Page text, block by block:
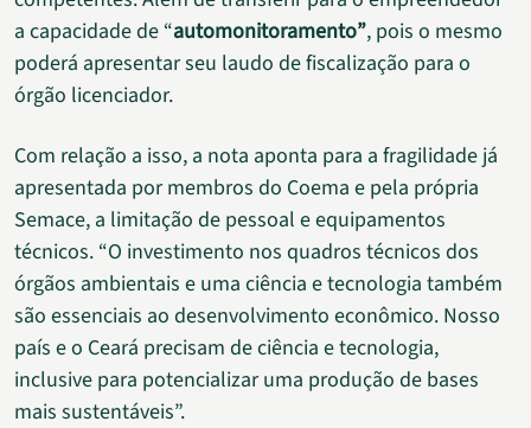
a capacidade de “automonitoramento”, pois o mesmo
poderá apresentar seu laudo de fiscalização para o
órgão licenciador.
Com relação a isso, a nota aponta para a fragilidade já
apresentada por membros do Coema e pela própria
Semace, a limitação de pessoal e equipamentos
técnicos. “O investimento nos quadros técnicos dos
órgãos ambientais e uma ciência e tecnologia também
são essenciais ao desenvolvimento econômico. Nosso
país e o Ceará precisam de ciência e tecnologia,
inclusive para potencializar uma produção de bases
mais sustentáveis”.